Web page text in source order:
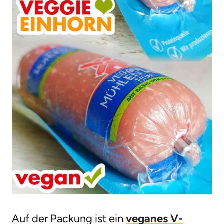
Auf der Packung ist ein veganes V-